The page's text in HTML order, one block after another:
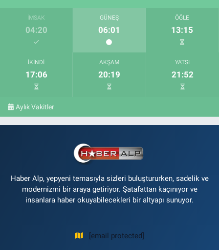
İMSAK
04:20
GÜNEŞ
06:01
ÖĞLE
13:15
İKINDI
17:06
AKŞAM
20:19
YATSI
21:52
Aylık Vakitler
Haber Alp, yepyeni temasıyla sizleri buluştururken, sadelik ve
modernizmi bir araya getiriyor. Şatafattan kaçınıyor ve
insanlara haber okuyabilecekleri bir altyapı sunuyor.
[email protected]